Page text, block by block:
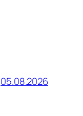
05.08.2026